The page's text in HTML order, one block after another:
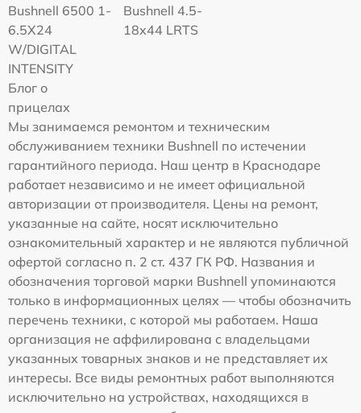
Bushnell 6500 1-
6.5X24
W/DIGITAL
INTENSITY
Bushnell 4.5-
18x44 LRTS
Блог о
прицелах
Мы занимаемся ремонтом и техническим
обслуживанием техники Bushnell по истечении
гарантийного периода. Наш центр в Краснодаре
работает независимо и не имеет официальной
авторизации от производителя. Цены на ремонт,
указанные на сайте, носят исключительно
ознакомительный характер и не являются публичной
офертой согласно п. 2 ст. 437 ГК РФ. Названия и
обозначения торговой марки Bushnell упоминаются
только в информационных целях — чтобы обозначить
перечень техники, с которой мы работаем. Наша
организация не аффилирована с владельцами
указанных товарных знаков и не представляет их
интересы. Все виды ремонтных работ выполняются
исключительно на устройствах, находящихся в